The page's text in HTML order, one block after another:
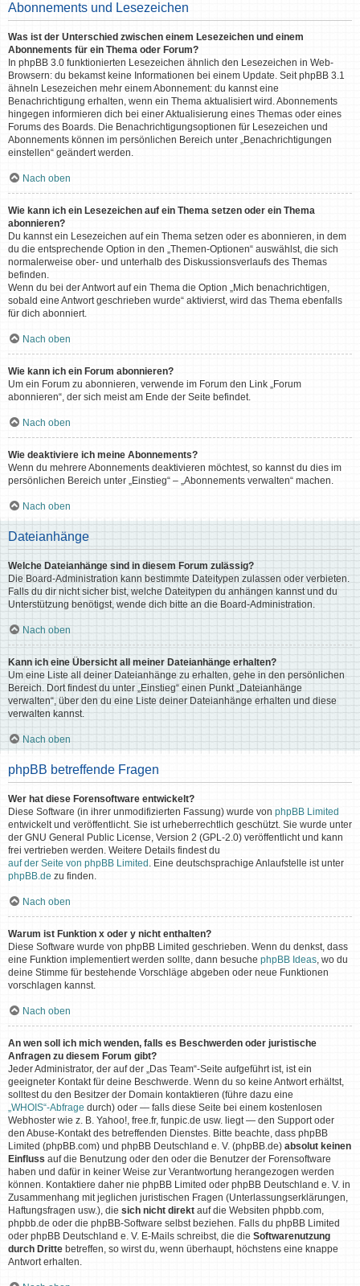
Abonnements und Lesezeichen
Was ist der Unterschied zwischen einem Lesezeichen und einem
Abonnements für ein Thema oder Forum?
In phpBB 3.0 funktionierten Lesezeichen ähnlich den Lesezeichen in Web-
Browsern: du bekamst keine Informationen bei einem Update. Seit phpBB 3.1
ähneln Lesezeichen mehr einem Abonnement: du kannst eine
Benachrichtigung erhalten, wenn ein Thema aktualisiert wird. Abonnements
hingegen informieren dich bei einer Aktualisierung eines Themas oder eines
Forums des Boards. Die Benachrichtigungsoptionen für Lesezeichen und
Abonnements können im persönlichen Bereich unter „Benachrichtigungen
einstellen“ geändert werden.
Nach oben
Wie kann ich ein Lesezeichen auf ein Thema setzen oder ein Thema
abonnieren?
Du kannst ein Lesezeichen auf ein Thema setzen oder es abonnieren, in dem
du die entsprechende Option in den „Themen-Optionen“ auswählst, die sich
normalerweise ober- und unterhalb des Diskussionsverlaufs des Themas
befinden.
Wenn du bei der Antwort auf ein Thema die Option „Mich benachrichtigen,
sobald eine Antwort geschrieben wurde“ aktivierst, wird das Thema ebenfalls
für dich abonniert.
Nach oben
Wie kann ich ein Forum abonnieren?
Um ein Forum zu abonnieren, verwende im Forum den Link „Forum
abonnieren“, der sich meist am Ende der Seite befindet.
Nach oben
Wie deaktiviere ich meine Abonnements?
Wenn du mehrere Abonnements deaktivieren möchtest, so kannst du dies im
persönlichen Bereich unter „Einstieg“ – „Abonnements verwalten“ machen.
Nach oben
Dateianhänge
Welche Dateianhänge sind in diesem Forum zulässig?
Die Board-Administration kann bestimmte Dateitypen zulassen oder verbieten.
Falls du dir nicht sicher bist, welche Dateitypen du anhängen kannst und du
Unterstützung benötigst, wende dich bitte an die Board-Administration.
Nach oben
Kann ich eine Übersicht all meiner Dateianhänge erhalten?
Um eine Liste all deiner Dateianhänge zu erhalten, gehe in den persönlichen
Bereich. Dort findest du unter „Einstieg“ einen Punkt „Dateianhänge
verwalten“, über den du eine Liste deiner Dateianhänge erhalten und diese
verwalten kannst.
Nach oben
phpBB betreffende Fragen
Wer hat diese Forensoftware entwickelt?
Diese Software (in ihrer unmodifizierten Fassung) wurde von phpBB Limited
entwickelt und veröffentlicht. Sie ist urheberrechtlich geschützt. Sie wurde unter
der GNU General Public License, Version 2 (GPL-2.0) veröffentlicht und kann
frei vertrieben werden. Weitere Details findest du
auf der Seite von phpBB Limited . Eine deutschsprachige Anlaufstelle ist unter
phpBB.de zu finden.
Nach oben
Warum ist Funktion x oder y nicht enthalten?
Diese Software wurde von phpBB Limited geschrieben. Wenn du denkst, dass
eine Funktion implementiert werden sollte, dann besuche phpBB Ideas, wo du
deine Stimme für bestehende Vorschläge abgeben oder neue Funktionen
vorschlagen kannst.
Nach oben
An wen soll ich mich wenden, falls es Beschwerden oder juristische
Anfragen zu diesem Forum gibt?
Jeder Administrator, der auf der „Das Team“-Seite aufgeführt ist, ist ein
geeigneter Kontakt für deine Beschwerde. Wenn du so keine Antwort erhältst,
solltest du den Besitzer der Domain kontaktieren (führe dazu eine
„WHOIS“-Abfrage durch) oder — falls diese Seite bei einem kostenlosen
Webhoster wie z. B. Yahoo!, free.fr, funpic.de usw. liegt — den Support oder
den Abuse-Kontakt des betreffenden Dienstes. Bitte beachte, dass phpBB
Limited (phpBB.com) und phpBB Deutschland e. V. (phpBB.de) absolut keinen
Einfluss auf die Benutzung oder den oder die Benutzer der Forensoftware
haben und dafür in keiner Weise zur Verantwortung herangezogen werden
können. Kontaktiere daher nie phpBB Limited oder phpBB Deutschland e. V. in
Zusammenhang mit jeglichen juristischen Fragen (Unterlassungserklärungen,
Haftungsfragen usw.), die sich nicht direkt auf die Websiten phpbb.com,
phpbb.de oder die phpBB-Software selbst beziehen. Falls du phpBB Limited
oder phpBB Deutschland e. V. E-Mails schreibst, die die Softwarenutzung
durch Dritte betreffen, so wirst du, wenn überhaupt, höchstens eine knappe
Antwort erhalten.